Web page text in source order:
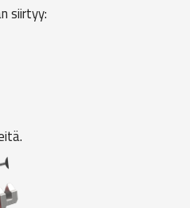
siirtyy: